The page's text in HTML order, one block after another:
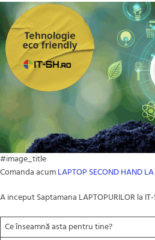
#image_title
Comanda acumLAPTOP SECOND HAND LA
A inceput Saptamana LAPTOPURILOR la
Ce înseamnă asta pentru tine?